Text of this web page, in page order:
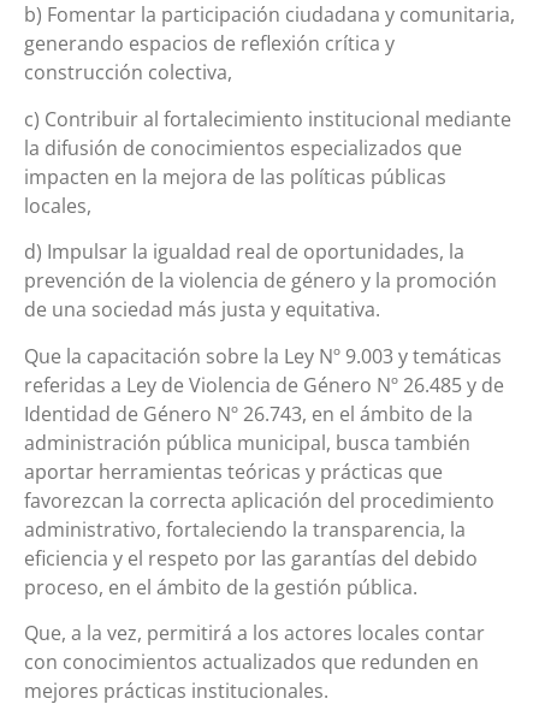
b) Fomentar la participación ciudadana y comunitaria,
generando espacios de reflexión crítica y
construcción colectiva,
c) Contribuir al fortalecimiento institucional mediante
la difusión de conocimientos especializados que
impacten en la mejora de las políticas públicas
locales,
d) Impulsar la igualdad real de oportunidades, la
prevención de la violencia de género y la promoción
de una sociedad más justa y equitativa.
Que la capacitación sobre la Ley Nº 9.003 y temáticas
referidas a Ley de Violencia de Género Nº 26.485 y de
Identidad de Género Nº 26.743, en el ámbito de la
administración pública municipal, busca también
aportar herramientas teóricas y prácticas que
favorezcan la correcta aplicación del procedimiento
administrativo, fortaleciendo la transparencia, la
eficiencia y el respeto por las garantías del debido
proceso, en el ámbito de la gestión pública.
Que, a la vez, permitirá a los actores locales contar
con conocimientos actualizados que redunden en
mejores prácticas institucionales.